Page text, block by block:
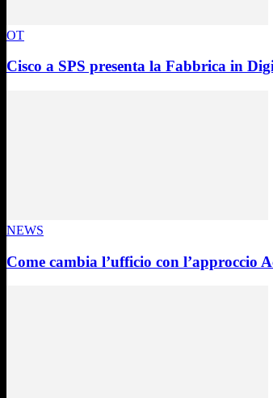
OT
Cisco a SPS presenta la Fabbrica in
NEWS
Come cambia l’ufficio con l’approccio